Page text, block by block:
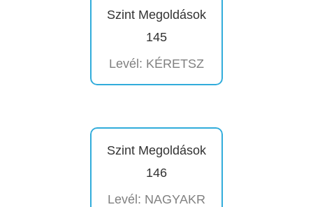
Szint Megoldások
145
Levél: KÉRETSZ
Szint Megoldások
146
Levél: NAGYAKR